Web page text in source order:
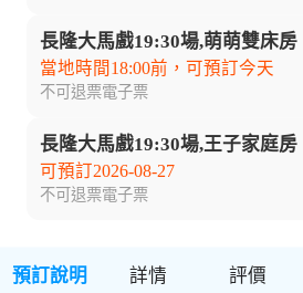
長隆大馬戲19:30場,萌萌雙床房
當地時間18:00前，可預訂今天
不可退票電子票
長隆大馬戲19:30場,王子家庭房
可預訂2026-08-27
不可退票電子票
預訂說明 詳情 評價